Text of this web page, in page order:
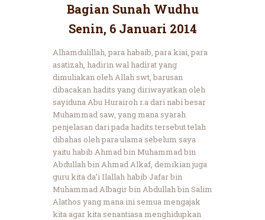
Bagian Sunah Wudhu
Senin, 6 Januari 2014
Alhamdulillah, para habaib, para kiai, para
asatizah, hadirin wal hadirat yang
dimuliakan oleh Allah swt, barusan
dibacakan hadits yang diriwayatkan oleh
sayiduna Abu Hurairoh r.a dari nabi besar
Muhammad saw, yang mana syarah
penjelasan dari pada hadits tersebut telah
dibahas oleh para ulama sebelum saya
yaitu habib Ahmad bin Muhammad bin
Abdullah bin Ahmad Alkaf, demikian juga
guru kita da’i Ilallah habib Jafar bin
Muhammad Albagir bin Abdullah bin Salim
Alathos yang mana ini semua mengajak
kita agar kita senantiasa menghidupkan